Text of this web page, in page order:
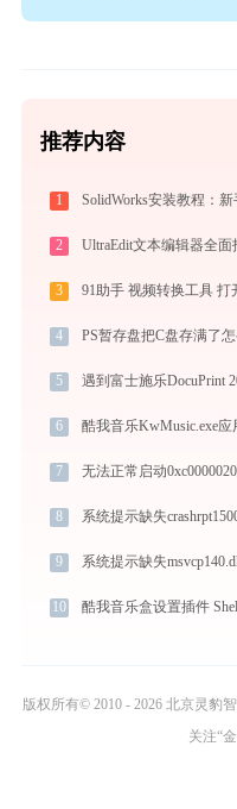
推荐内容
1 SolidWorks安装教程：
2
3
4 PS暂存盘把C盘存满了
5
6 酷我音乐KwMusic.exe
7 无法正常启动
8 系统提示缺失
9 系统提示缺失
10
版权所有© 2010 - 2026 北京灵豹
关注“